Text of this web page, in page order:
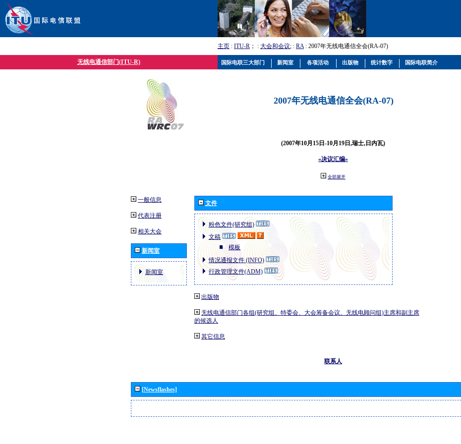
主页 : ITU-R ； : 大会和会议; : RA: 2007年无线电通信全会(RA-07)
无线电通信部门(ITU-R)
2007年无线电通信全会(RA-07)
(2007年10月15日-10月19日,瑞士,日内瓦)
«决议汇编»
全部展开
一般信息
代表注册
相关大会
新闻室
新闻室
文件
粉色文件(研究组)
文稿
模板
情况通报文件 (INFO)
行政管理文件(ADM)
出版物
无线电通信部门各组(研究组、特委会、大会筹备会议、无线电顾问组)主席和副主席
的候选人
其它信息
联系人
[Newsflashes]
国际电联三大部门 新闻室 各项活动 出版物 统计数字 国际电联简介